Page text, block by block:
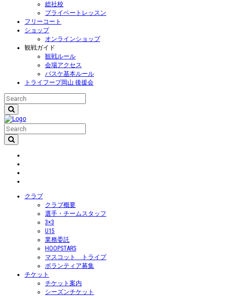
総社校
プライベートレッスン
フリーコート
ショップ
オンラインショップ
観戦ガイド
観戦ルール
会場アクセス
バスケ基本ルール
トライフープ岡山 後援会
クラブ
クラブ概要
選手・チームスタッフ
3×3
U15
業務委託
HOOPSTARS
マスコット トライプ
ボランティア募集
チケット
チケット案内
シーズンチケット